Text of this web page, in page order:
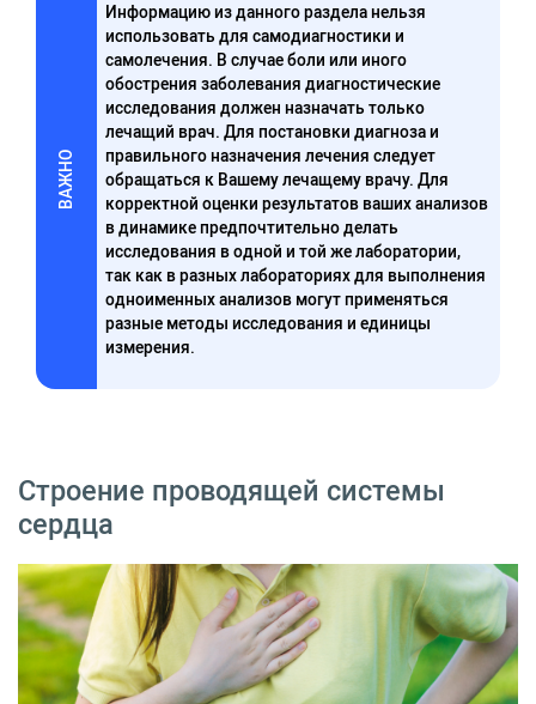
ВАЖНО
Информацию из данного раздела нельзя
использовать для самодиагностики и
самолечения. В случае боли или иного
обострения заболевания диагностические
исследования должен назначать только
лечащий врач. Для постановки диагноза и
правильного назначения лечения следует
обращаться к Вашему лечащему врачу. Для
корректной оценки результатов ваших анализов
в динамике предпочтительно делать
исследования в одной и той же лаборатории,
так как в разных лабораториях для выполнения
одноименных анализов могут применяться
разные методы исследования и единицы
измерения.
Строение проводящей системы
сердца